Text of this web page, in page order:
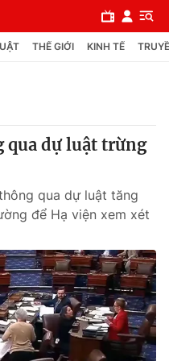
THẾ GIỚI KINH TẾ
qua dự luật trừng
qua dự luật tăng
để Hạ viện xem xét